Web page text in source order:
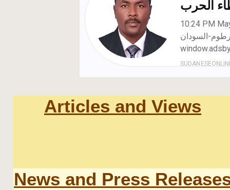
Articles and Views
News and Press